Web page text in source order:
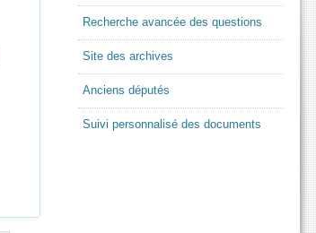
Recherche avancée des questions
Site des archives
Anciens députés
Suivi personnalisé des documents